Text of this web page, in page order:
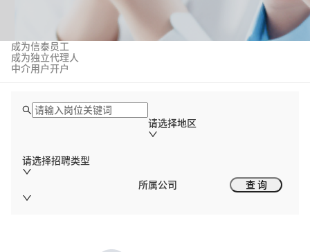
成为信泰员工
成为独立代理人
中介用户开户
请选择地区
请选择招聘类型
所属公司 查 询